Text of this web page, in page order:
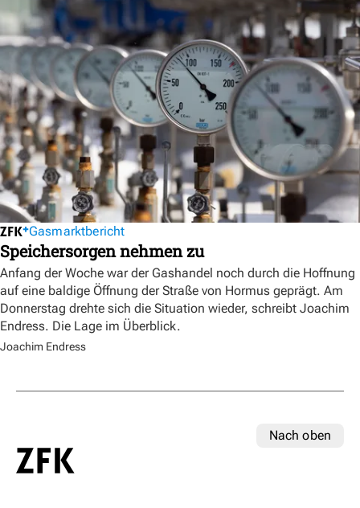
Gasmarktbericht
Speichersorgen nehmen zu
Anfang der Woche war der Gashandel noch durch die Hoffnung
auf eine baldige Öffnung der Straße von Hormus geprägt. Am
Donnerstag drehte sich die Situation wieder, schreibt Joachim
Endress. Die Lage im Überblick.
Joachim Endress
Nach oben